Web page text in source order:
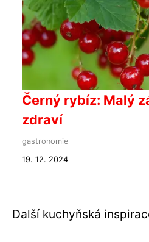
Černý rybíz: Malý
zdraví
gastronomie
19. 12. 2024
Další kuchyňská